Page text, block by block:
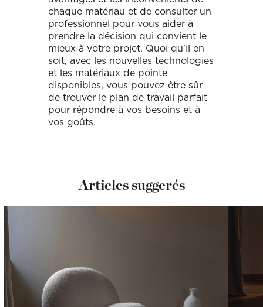
chaque matériau et de consulter un
professionnel pour vous aider à
prendre la décision qui convient le
mieux à votre projet. Quoi qu'il en
soit, avec les nouvelles technologies
et les matériaux de pointe
disponibles, vous pouvez être sûr
de trouver le plan de travail parfait
pour répondre à vos besoins et à
vos goûts.
Articles suggerés